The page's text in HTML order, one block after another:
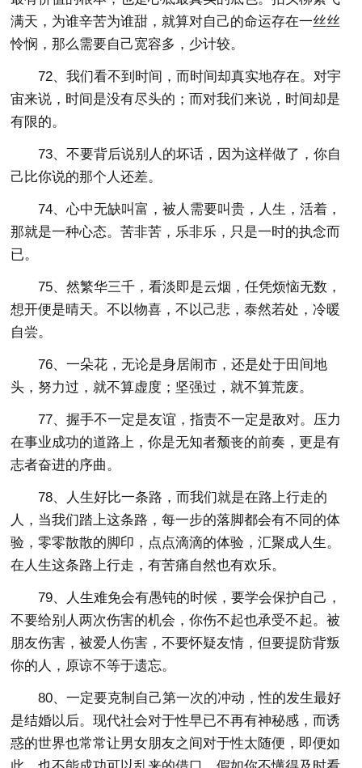
满天，为谁辛苦为谁甜，就算对自己的命运存在一丝丝
怜悯，那么需要自己宽容多，少计较。
72、我们看不到时间，而时间却真实地存在。对宇
宙来说，时间是没有尽头的；而对我们来说，时间却是
有限的。
73、不要背后说别人的坏话，因为这样做了，你自
己比你说的那个人还差。
74、心中无缺叫富，被人需要叫贵，人生，活着，
那就是一种心态。苦非苦，乐非乐，只是一时的执念而
已。
75、然繁华三千，看淡即是云烟，任凭烦恼无数，
想开便是晴天。不以物喜，不以己悲，泰然若处，冷暖
自尝。
76、一朵花，无论是身居闹市，还是处于田间地
头，努力过，就不算虚度；坚强过，就不算荒废。
77、握手不一定是友谊，指责不一定是敌对。压力
在事业成功的道路上，你是无知者颓丧的前奏，更是有
志者奋进的序曲。
78、人生好比一条路，而我们就是在路上行走的
人，当我们踏上这条路，每一步的落脚都会有不同的体
验，零零散散的脚印，点点滴滴的体验，汇聚成人生。
在人生这条路上行走，有苦痛自然也有欢乐。
79、人生难免会有愚钝的时候，要学会保护自己，
不要给别人两次伤害的机会，你伤不起也承受不起。被
朋友伤害，被爱人伤害，不要怀疑友情，但要提防背叛
你的人，原谅不等于遗忘。
80、一定要克制自己第一次的冲动，性的发生最好
是结婚以后。现代社会对于性早已不再有神秘感，而诱
惑的世界也常常让男女朋友之间对于性太随便，即便如